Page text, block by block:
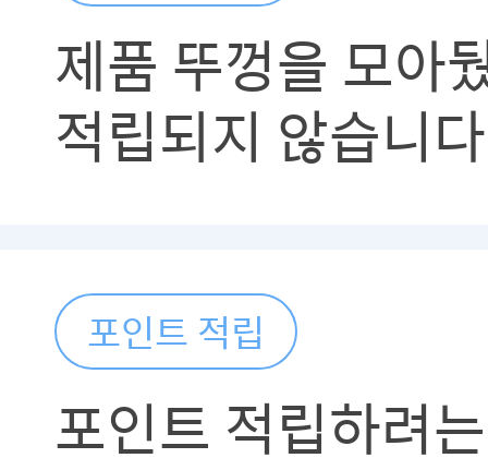
제품 뚜껑을 모아
적립되지 않습니다
포인트 적립
포인트 적립하려